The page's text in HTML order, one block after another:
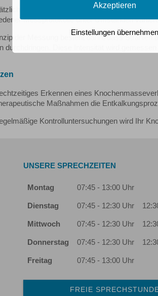
kann sie an jedem Punkt des Körpers
Messprotokolle unter Umständen
der Messung besteht darin, dass Strahlen
durchdringen. Diese Intensität wird
Erkennen eines
Maßnahmen die
Kontrolluntersuchungen wird Ihr
UNSERE SPRECHZEITEN
Montag 07:45 - 13:00 Uhr
Dienstag 07:45 - 12:30 Uhr
Mittwoch 07:45 - 12:30 Uhr
Donnerstag 07:45 - 12:30 Uhr
Freitag 07:45 - 13:00 Uhr
FREIE
Akzeptieren
Einstellungen übernehmen